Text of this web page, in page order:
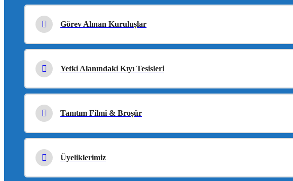
Görev Alınan Kuruluşlar
Yetki Alanındaki Kıyı Tesisleri
Tanıtım Filmi & Broşür
Üyeliklerimiz